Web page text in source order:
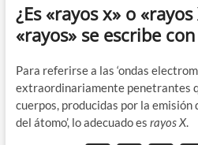
¿Es «rayos x» o
«rayos» se escribe
Para referirse a las ‘ondas
extraordinariamente penetrantes
cuerpos, producidas por la
del átomo’, lo adecuado es rayos X.